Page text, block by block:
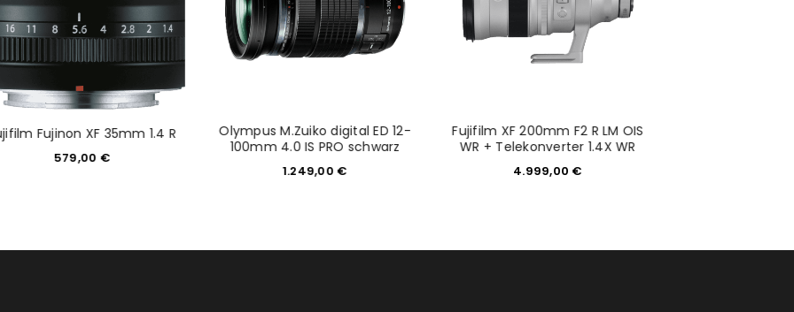
Fujinon XF 35mm 1.4 R
579,00 €
Olympus M.Zuiko digital ED 12-
100mm 4.0 IS PRO schwarz
1.249,00 €
Fujifilm XF 200mm F2 R LM OIS
WR + Telekonverter 1.4X WR
4.999,00 €